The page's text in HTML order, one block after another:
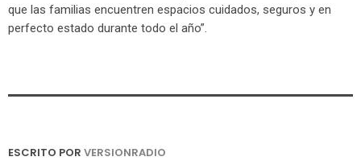
que las familias encuentren espacios cuidados, seguros y en
perfecto estado durante todo el año”.
ESCRITO POR VERSIONRADIO